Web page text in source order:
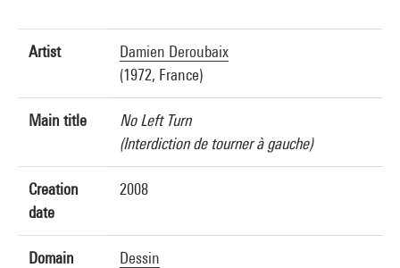
Artist
Damien Deroubaix
(1972, France)
Main title
No Left Turn
(Interdiction de tourner à gauche)
Creation
date
2008
Domain Dessin